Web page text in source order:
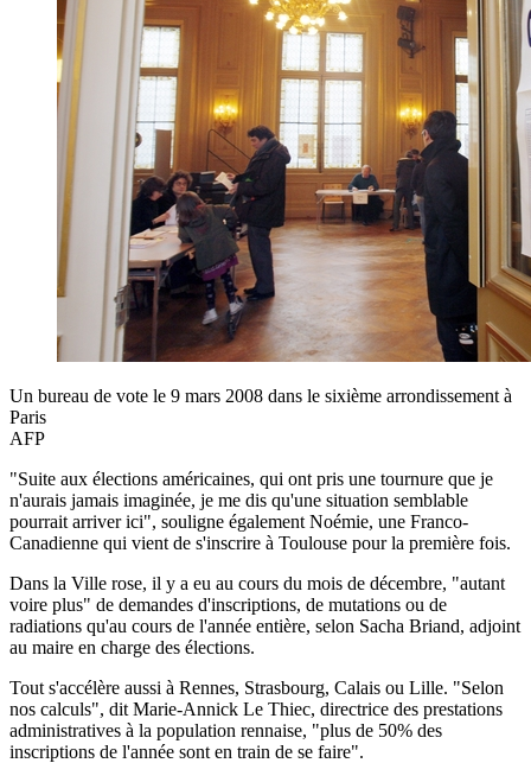
Un bureau de vote le 9 mars 2008 dans le sixième arrondissement à
Paris
AFP
"Suite aux élections américaines, qui ont pris une tournure que je
n'aurais jamais imaginée, je me dis qu'une situation semblable
pourrait arriver ici", souligne également Noémie, une Franco-
Canadienne qui vient de s'inscrire à Toulouse pour la première fois.
Dans la Ville rose, il y a eu au cours du mois de décembre, "autant
voire plus" de demandes d'inscriptions, de mutations ou de
radiations qu'au cours de l'année entière, selon Sacha Briand, adjoint
au maire en charge des élections.
Tout s'accélère aussi à Rennes, Strasbourg, Calais ou Lille. "Selon
nos calculs", dit Marie-Annick Le Thiec, directrice des prestations
administratives à la population rennaise, "plus de 50% des
inscriptions de l'année sont en train de se faire".